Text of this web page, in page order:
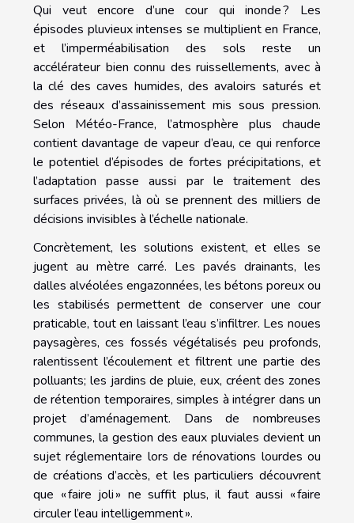
Qui veut encore d’une cour qui inonde ? Les
épisodes pluvieux intenses se multiplient en France,
et l’imperméabilisation des sols reste un
accélérateur bien connu des ruissellements, avec à
la clé des caves humides, des avaloirs saturés et
des réseaux d’assainissement mis sous pression.
Selon Météo-France, l’atmosphère plus chaude
contient davantage de vapeur d’eau, ce qui renforce
le potentiel d’épisodes de fortes précipitations, et
l’adaptation passe aussi par le traitement des
surfaces privées, là où se prennent des milliers de
décisions invisibles à l’échelle nationale.
Concrètement, les solutions existent, et elles se
jugent au mètre carré. Les pavés drainants, les
dalles alvéolées engazonnées, les bétons poreux ou
les stabilisés permettent de conserver une cour
praticable, tout en laissant l’eau s’infiltrer. Les noues
paysagères, ces fossés végétalisés peu profonds,
ralentissent l’écoulement et filtrent une partie des
polluants; les jardins de pluie, eux, créent des zones
de rétention temporaires, simples à intégrer dans un
projet d’aménagement. Dans de nombreuses
communes, la gestion des eaux pluviales devient un
sujet réglementaire lors de rénovations lourdes ou
de créations d’accès, et les particuliers découvrent
que « faire joli » ne suffit plus, il faut aussi « faire
circuler l’eau intelligemment ».